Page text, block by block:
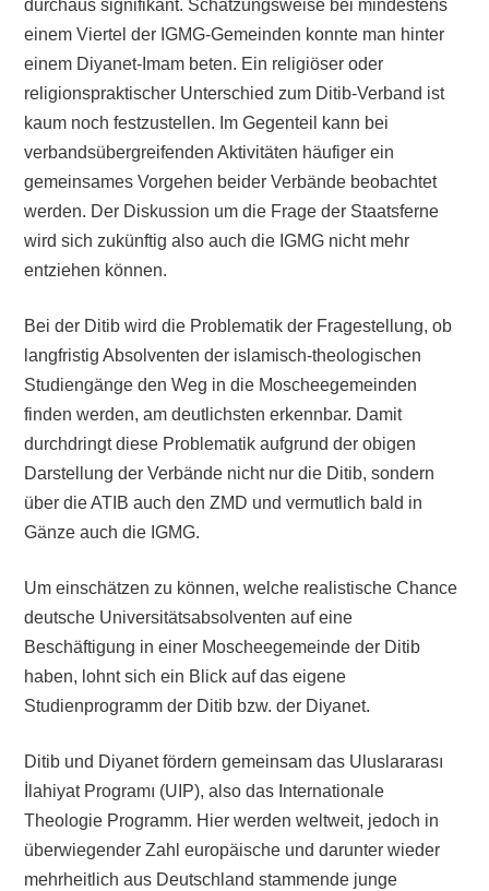
durchaus signifikant. Schätzungsweise bei mindestens
einem Viertel der IGMG-Gemeinden konnte man hinter
einem Diyanet-Imam beten. Ein religiöser oder
religionspraktischer Unterschied zum Ditib-Verband ist
kaum noch festzustellen. Im Gegenteil kann bei
verbandsübergreifenden Aktivitäten häufiger ein
gemeinsames Vorgehen beider Verbände beobachtet
werden. Der Diskussion um die Frage der Staatsferne
wird sich zukünftig also auch die IGMG nicht mehr
entziehen können.
Bei der Ditib wird die Problematik der Fragestellung, ob
langfristig Absolventen der islamisch-theologischen
Studiengänge den Weg in die Moscheegemeinden
finden werden, am deutlichsten erkennbar. Damit
durchdringt diese Problematik aufgrund der obigen
Darstellung der Verbände nicht nur die Ditib, sondern
über die ATIB auch den ZMD und vermutlich bald in
Gänze auch die IGMG.
Um einschätzen zu können, welche realistische Chance
deutsche Universitätsabsolventen auf eine
Beschäftigung in einer Moscheegemeinde der Ditib
haben, lohnt sich ein Blick auf das eigene
Studienprogramm der Ditib bzw. der Diyanet.
Ditib und Diyanet fördern gemeinsam das Uluslararası
İlahiyat Programı (UIP), also das Internationale
Theologie Programm. Hier werden weltweit, jedoch in
überwiegender Zahl europäische und darunter wieder
mehrheitlich aus Deutschland stammende junge